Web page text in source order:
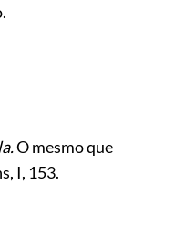
O mesmo que
I, 153.